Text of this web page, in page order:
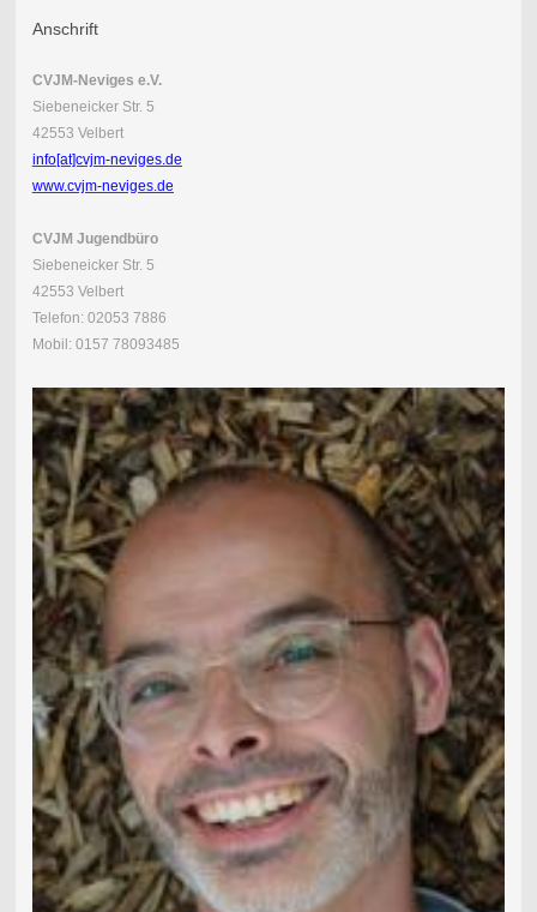
Anschrift
CVJM-Neviges e.V.
Siebeneicker Str. 5
42553 Velbert
info[at]cvjm-neviges.de
www.cvjm-neviges.de
CVJM Jugendbüro
Siebeneicker Str. 5
42553 Velbert
Telefon: 02053 7886
Mobil: 0157 78093485